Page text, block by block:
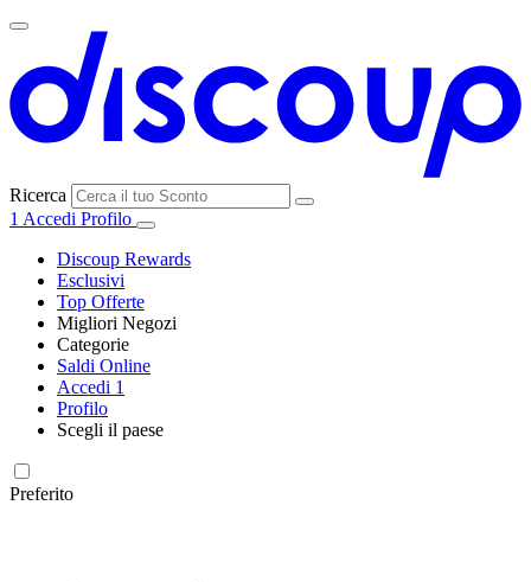
Ricerca
1 Accedi Profilo
Discoup Rewards
Esclusivi
Top Offerte
Migliori Negozi
SHEIN
Categorie
Elettronica e
Saldi Online
Accedi 1
Profilo
Scegli il paese
Preferito